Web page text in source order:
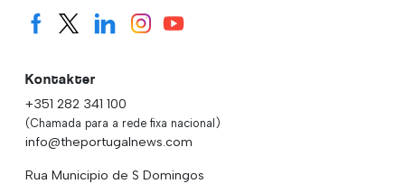
Kontakter
+351 282 341 100
(Chamada para a rede fixa nacional)
info@theportugalnews.com
Rua Municipio de S Domingos